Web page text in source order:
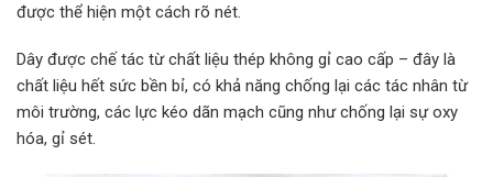
được thể hiện một cách rõ nét.
Dây được chế tác từ chất liệu thép không gỉ cao cấp – đây là
chất liệu hết sức bền bỉ, có khả năng chống lại các tác nhân từ
môi trường, các lực kéo dãn mạch cũng như chống lại sự oxy
hóa, gỉ sét.